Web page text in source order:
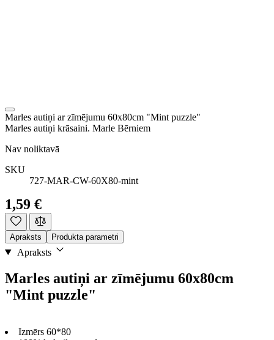
Marles autiņi ar zīmējumu 60x80cm "Mint puzzle"
Marles autiņi krāsaini. Marle Bērniem
Nav noliktavā
SKU
727-MAR-CW-60X80-mint
1,59 €
Apraksts Produkta parametri
Apraksts
Marles autiņi ar zīmējumu 60x80cm
"Mint puzzle"
Izmērs 60*80